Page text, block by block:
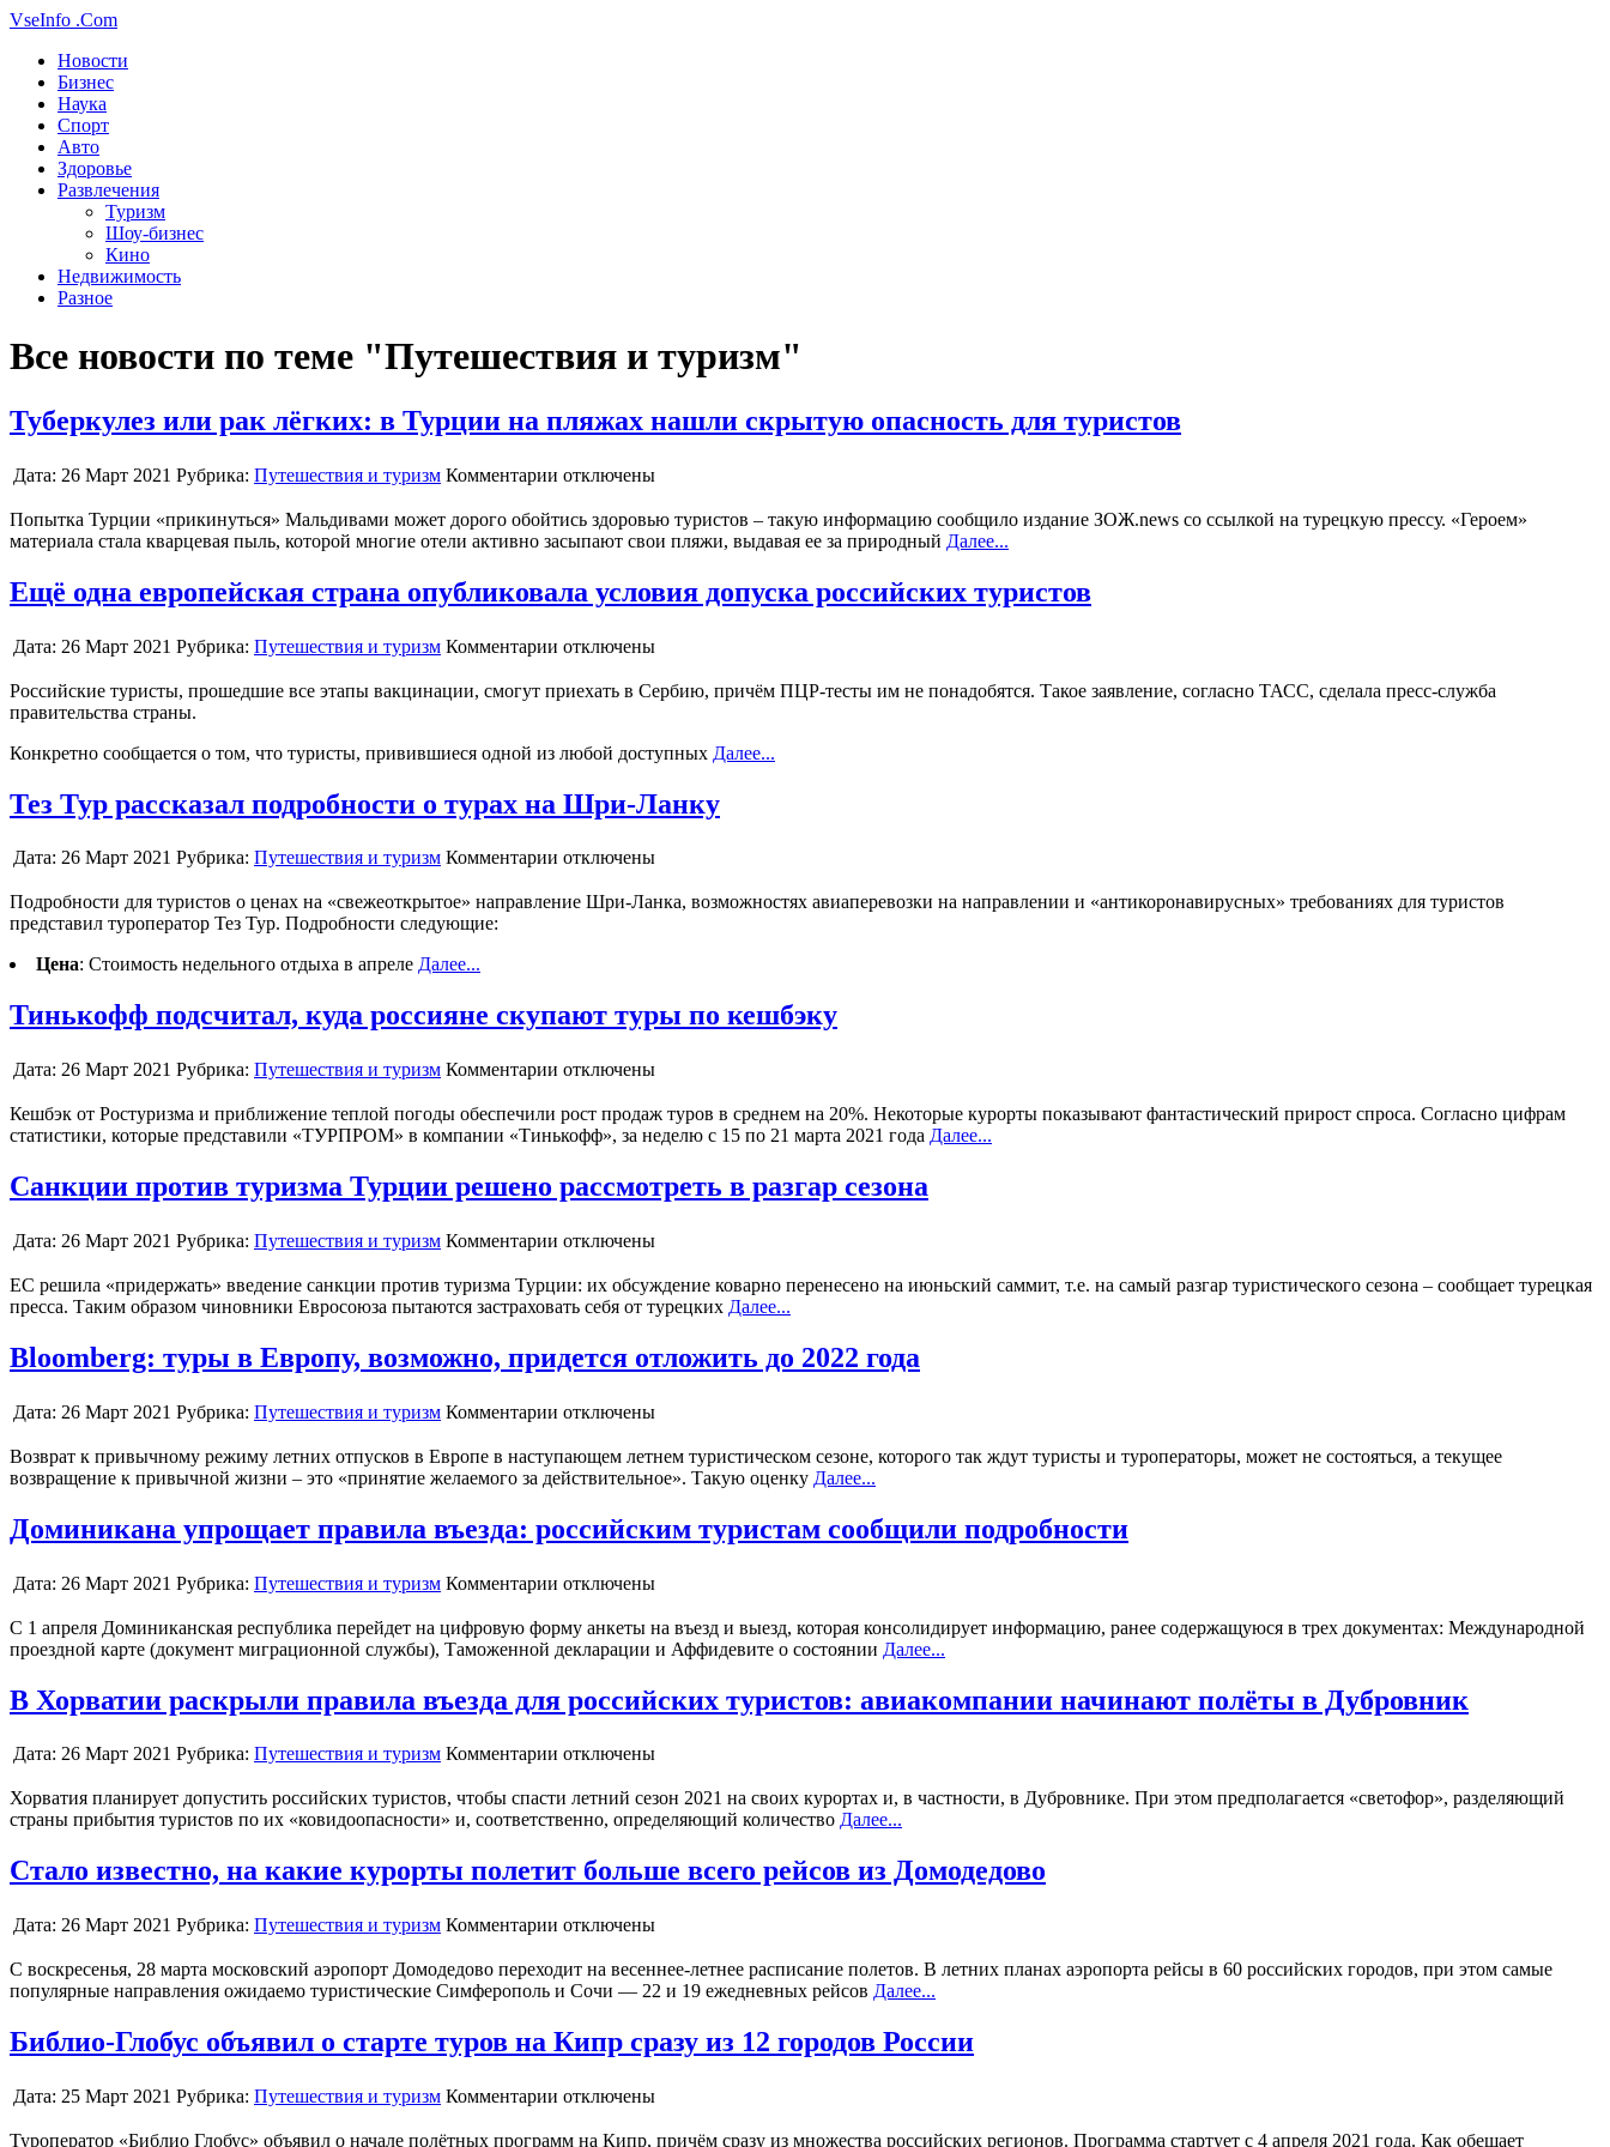
VseInfo .Com
Новости
Бизнес
Наука
Спорт
Авто
Здоровье
Развлечения
Туризм
Шоу-бизнес
Кино
Недвижимость
Разное
Все новости по теме "Путешествия и туризм"
Туберкулез или рак лёгких: в Турции на пляжах нашли скрытую опасность для туристов
Дата: 26 Март 2021 Рубрика: Путешествия и туризм Комментарии отключены
Попытка Турции «прикинуться» Мальдивами может дорого обойтись здоровью туристов – такую информацию сообщило издание ЗОЖ.news со ссылкой на турецкую прессу. «Героем»
материала стала кварцевая пыль, которой многие отели активно засыпают свои пляжи, выдавая ее за природный Далее...
Ещё одна европейская страна опубликовала условия допуска российских туристов
Дата: 26 Март 2021 Рубрика: Путешествия и туризм Комментарии отключены
Российские туристы, прошедшие все этапы вакцинации, смогут приехать в Сербию, причём ПЦР-тесты им не понадобятся. Такое заявление, согласно ТАСС, сделала пресс-служба
правительства страны.
Конкретно сообщается о том, что туристы, привившиеся одной из любой доступных Далее...
Тез Тур рассказал подробности о турах на Шри-Ланку
Дата: 26 Март 2021 Рубрика: Путешествия и туризм Комментарии отключены
Подробности для туристов о ценах на «свежеоткрытое» направление Шри-Ланка, возможностях авиаперевозки на направлении и «антикоронавирусных» требованиях для туристов
представил туроператор Тез Тур. Подробности следующие:
Цена: Стоимость недельного отдыха в апреле Далее...
Тинькофф подсчитал, куда россияне скупают туры по кешбэку
Дата: 26 Март 2021 Рубрика: Путешествия и туризм Комментарии отключены
Кешбэк от Ростуризма и приближение теплой погоды обеспечили рост продаж туров в среднем на 20%. Некоторые курорты показывают фантастический прирост спроса. Согласно цифрам
статистики, которые представили «ТУРПРОМ» в компании «Тинькофф», за неделю с 15 по 21 марта 2021 года Далее...
Санкции против туризма Турции решено рассмотреть в разгар сезона
Дата: 26 Март 2021 Рубрика: Путешествия и туризм Комментарии отключены
ЕС решила «придержать» введение санкции против туризма Турции: их обсуждение коварно перенесено на июньский саммит, т.е. на самый разгар туристического сезона – сообщает турецкая
пресса. Таким образом чиновники Евросоюза пытаются застраховать себя от турецких Далее...
Bloomberg: туры в Европу, возможно, придется отложить до 2022 года
Дата: 26 Март 2021 Рубрика: Путешествия и туризм Комментарии отключены
Возврат к привычному режиму летних отпусков в Европе в наступающем летнем туристическом сезоне, которого так ждут туристы и туроператоры, может не состояться, а текущее
возвращение к привычной жизни – это «принятие желаемого за действительное». Такую оценку Далее...
Доминикана упрощает правила въезда: российским туристам сообщили подробности
Дата: 26 Март 2021 Рубрика: Путешествия и туризм Комментарии отключены
С 1 апреля Доминиканская республика перейдет на цифровую форму анкеты на въезд и выезд, которая консолидирует информацию, ранее содержащуюся в трех документах: Международной
проездной карте (документ миграционной службы), Таможенной декларации и Аффидевите о состоянии Далее...
В Хорватии раскрыли правила въезда для российских туристов: авиакомпании начинают полёты в Дубровник
Дата: 26 Март 2021 Рубрика: Путешествия и туризм Комментарии отключены
Хорватия планирует допустить российских туристов, чтобы спасти летний сезон 2021 на своих курортах и, в частности, в Дубровнике. При этом предполагается «светофор», разделяющий
страны прибытия туристов по их «ковидоопасности» и, соответственно, определяющий количество Далее...
Стало известно, на какие курорты полетит больше всего рейсов из Домодедово
Дата: 26 Март 2021 Рубрика: Путешествия и туризм Комментарии отключены
С воскресенья, 28 марта московский аэропорт Домодедово переходит на весеннее-летнее расписание полетов. В летних планах аэропорта рейсы в 60 российских городов, при этом самые
популярные направления ожидаемо туристические Симферополь и Сочи — 22 и 19 ежедневных рейсов Далее...
Библио-Глобус объявил о старте туров на Кипр сразу из 12 городов России
Дата: 25 Март 2021 Рубрика: Путешествия и туризм Комментарии отключены
Туроператор «Библио Глобус» объявил о начале полётных программ на Кипр, причём сразу из множества российских регионов. Программа стартует с 4 апреля 2021 года. Как обещает